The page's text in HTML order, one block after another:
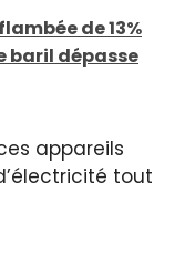
de 13%
baril dépasse
appareils
tout